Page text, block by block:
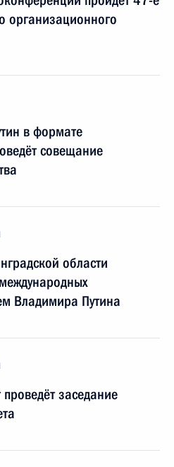
организационного
в формате
совещание
области
Владимира Путина
заседание